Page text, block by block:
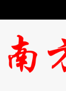
至